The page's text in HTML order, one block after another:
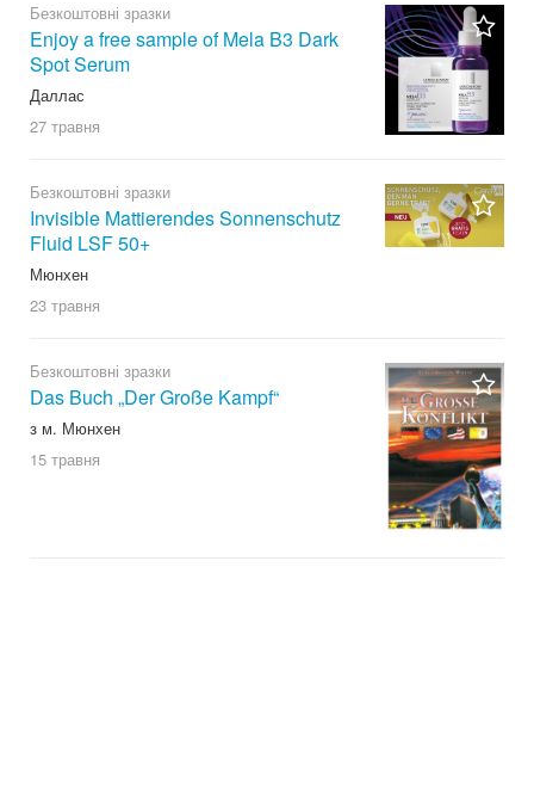
Безкоштовні зразки
Enjoy a free sample of Mela B3 Dark
Spot Serum
Даллас
27 травня
Безкоштовні зразки
Invisible Mattierendes Sonnenschutz
Fluid LSF 50+
Мюнхен
23 травня
Безкоштовні зразки
Das Buch „Der Große Kampf“
з м. Мюнхен
15 травня